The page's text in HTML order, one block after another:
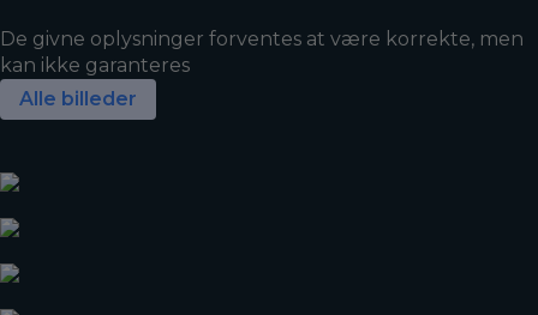
De givne oplysninger forventes at være korrekte, men
kan ikke garanteres
Alle billeder